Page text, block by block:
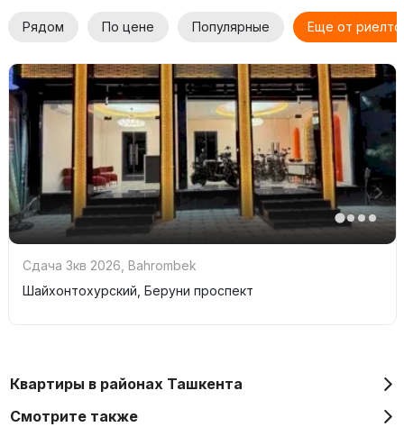
Рядом По цене Популярные Еще от
Сдача 3кв 2026 Bahrombek
Шайхонтохурский, Беруни проспект
Квартиры в районах Ташкента
Смотрите также